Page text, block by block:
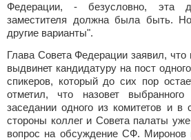
Федерации, - безусловно, эта
заместителя должна была быть.
другие варианты".
Глава Совета Федерации заявил,
выдвинет кандидатуру на пост
спикеров, который до сих пор
отметил, что назовет
заседании одного из комитетов и в
стороны коллег и Совета палаты
вопрос на обсуждение СФ. Миронов